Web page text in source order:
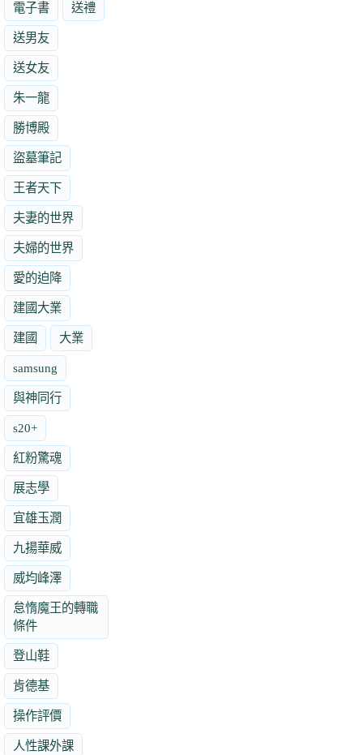
電子書 送禮
送男友
送女友
朱一龍
勝博殿
盜墓筆記
王者天下
夫妻的世界
夫婦的世界
愛的迫降
建國大業
建國 大業
samsung
與神同行
s20+
紅粉驚魂
展志學
宜雄玉潤
九揚華威
威均峰澤
怠惰魔王的轉職
條件
登山鞋
肯德基
操作評價
人性課外課